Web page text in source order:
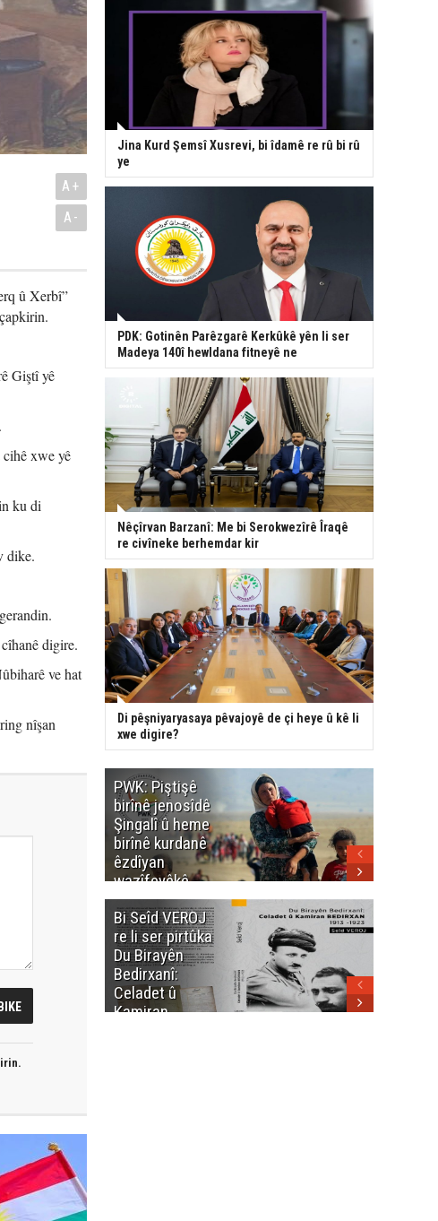
A+
A-
û Xerbî”
Giştî yê
xwe yê
ku di
dike.
digire.
ve hat
nîşan
Jina Kurd Şemsî Xusrevi, bi îdamê re rû bi rû
ye
PDK: Gotinên Parêzgarê Kerkûkê yên li ser
Madeya 140î hewldana fitneyê ne
Nêçîrvan Barzanî: Me bi Serokwezîrê Îraqê
re civîneke berhemdar kir
Di pêşniyaryasaya pêvajoyê de çi heye û kê li
xwe digire?
PWK: Piştişê
birînê jenosîdê
Şingalî û heme
birînê kurdanê
êzdîyan
wazîfeyêkê
neteweyî yê
heme kurdanê
dinya yo
Bi Seîd VEROJ
re li ser pirtûka
Du Birayên
Bedirxanî:
Celadet û
Kamiran